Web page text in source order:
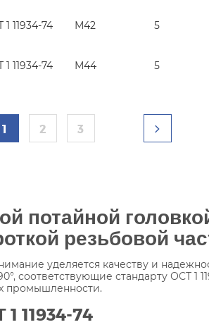
11934-74 М42 5
11934-74 М44 5
1 2 3
потайной
резьбовой
уделяется качеству и
соответствующие стандарту ОСТ 1
промышленности.
11934-74